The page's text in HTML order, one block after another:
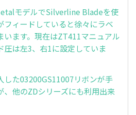
モデルでSilverline Bladeを使
フィードしていると徐々にラベ
います。現在はZT411マニュアル
圧は左3、右1に設定していま
した03200GS11007リボンが手
、他のZDシリーズにも利用出来